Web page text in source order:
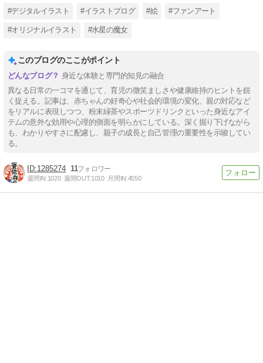
#デジタルイラスト #イラストブログ #絵 #ファンアート
#オリジナルイラスト #水星の魔女
このブログのここがポイント
身近な体験と専門的知見の融合
異なる日常の一コマを通じて、育児の微笑ましさや健康維持のヒントを鋭
く捉える。記事は、赤ちゃんの好奇心や社会的環境の変化、親の対応など
をリアルに表現しつつ、粉末緑茶やスポーツドリンクといった身近なアイ
テムの意外な効用や心理的側面を明らかにしている。深く掘り下げながら
も、わかりやすさに配慮し、親子の成長と自己管理の重要性を示唆してい
る。
1285274 11
週間IN:1020 週間OUT:1010 月間IN:4550